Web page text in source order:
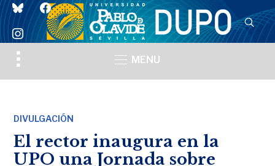
blueskyfacebook
instagram
Toggle
sidebar
MENU
DIVULGACIÓN
El rector inaugura en la
UPO una Jornada sobre